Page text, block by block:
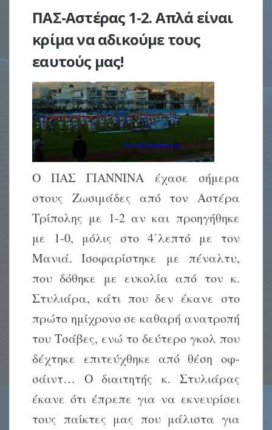
ΠΑΣ-Αστέρας 1-2. Απλά είναι
κρίμα να αδικούμε τους
εαυτούς μας!
Ο ΠΑΣ ΓΙΑΝΝΙΝΑ έχασε σήμερα
στους Ζωσιμάδες από τον Αστέρα
Τρίπολης με 1-2 αν και προηγήθηκε
με 1-0, μόλις στο 4΄λεπτό με τον
Μανιά. Ισοφαρίστηκε με πέναλτυ,
που δόθηκε με ευκολία από τον κ.
Στυλιάρα, κάτι που δεν έκανε στο
πρώτο ημίχρονο σε καθαρή ανατροπή
του Τσάβες, ενώ το δεύτερο γκολ που
δέχτηκε επιτεύχθηκε από θέση οφ-
σάιντ… Ο διαιτητής κ. Στυλιάρας
έκανε ότι έπρεπε για να εκνευρίσει
τους παίκτες μας που μάλιστα για